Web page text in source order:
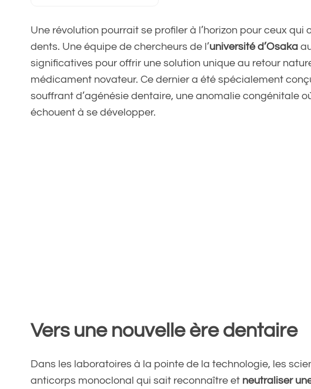
Une révolution pourrait se profiler à l’horizon pour ceux
dents. Une équipe de chercheurs de l’université d’Osaka
significatives pour offrir une solution unique au retour
médicament novateur. Ce dernier a été spécialement
souffrant d’agénésie dentaire, une anomalie congénitale
échouent à se développer.
Vers une nouvelle ère dentaire
Dans les laboratoires à la pointe de la technologie, les
anticorps monoclonal qui sait reconnaître et neutraliser